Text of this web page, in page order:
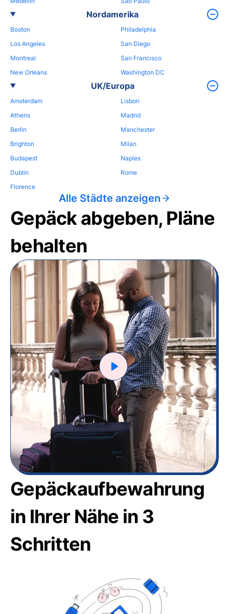
Nordamerika
Boston
Los Angeles
Montreal
New Orleans
Philadelphia
San Diego
San Francisco
Washington DC
UK/Europa
Amsterdam
Athens
Berlin
Brighton
Budapest
Dublin
Florence
Lisbon
Madrid
Manchester
Milan
Naples
Rome
Alle Städte anzeigen
Gepäck abgeben, Pläne
behalten
Gepäckaufbewahrung
in Ihrer Nähe in 3
Schritten